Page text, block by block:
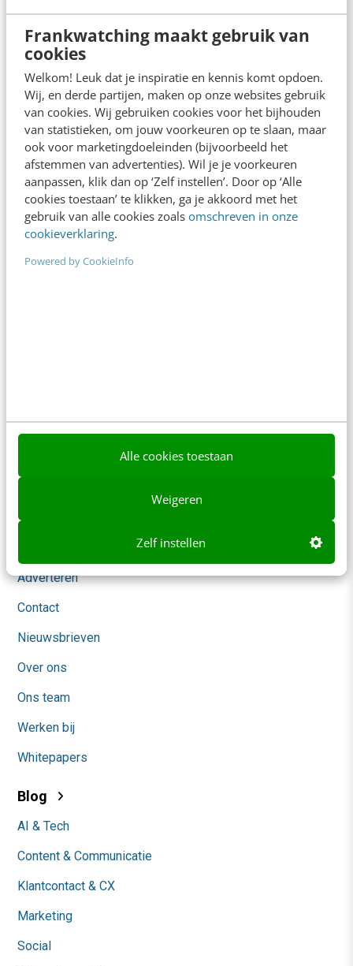
Frankwatching maakt gebruik van
cookies
Welkom! Leuk dat je inspiratie en kennis komt opdoen.
Wij, en derde partijen, maken op onze websites gebruik
van cookies. Wij gebruiken cookies voor het bijhouden
van statistieken, om jouw voorkeuren op te slaan, maar
ook voor marketingdoeleinden (bijvoorbeeld het
afstemmen van advertenties). Wil je je voorkeuren
aanpassen, klik dan op ‘Zelf instellen’. Door op ‘Alle
cookies toestaan’ te klikken, ga je akkoord met het
gebruik van alle cookies zoals omschreven in onze
cookieverklaring.
Powered by CookieInfo
Alle cookies toestaan
Weigeren
Zelf instellen
ONLINE MASTERCLASS
De nieuwe SEO- & GEO-
spelregels
In 2,5 uur van Google-first naar AI-first: zo wordt je
content beter gevonden. Schrijf je in en bekijk
direct.
Meer weten
redactie@frankwatching.com
Adverteren
Contact
Nieuwsbrieven
Over ons
Ons team
Werken bij
Whitepapers
Blog
AI & Tech
Content & Communicatie
Klantcontact & CX
Marketing
Social